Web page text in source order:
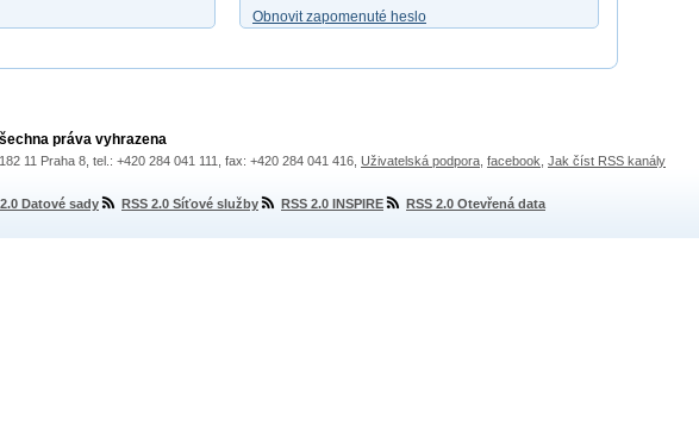
Obnovit zapomenuté heslo
práva vyhrazena
11 Praha 8, tel.: +420 284 041 111, fax: +420 284 041 416, Uživatelská podpora facebook Jak číst RSS kanály
Datové sady RSS 2.0 Síťové služby RSS 2.0 INSPIRE RSS 2.0 Otevřená data